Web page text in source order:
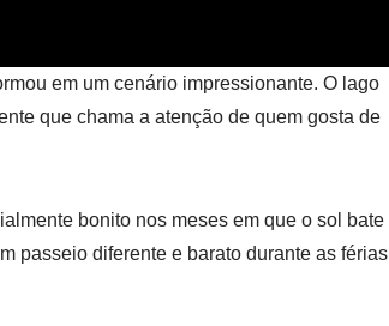
em um cenário impressionante. O lago
que chama a atenção de quem gosta de
bonito nos meses em que o sol bate
passeio diferente e barato durante as férias